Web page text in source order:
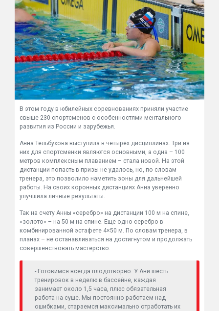
В этом году в юбилейных соревнованиях приняли участие
свыше 230 спортсменов с особенностями ментального
развития из России и зарубежья.
Анна Тельбухова выступила в четырёх дисциплинах. Три из
них для спортсменки являются основными, а одна – 100
метров комплексным плаванием – стала новой. На этой
дистанции попасть в призы не удалось, но, по словам
тренера, это позволило наметить зоны для дальнейшей
работы. На своих коронных дистанциях Анна уверенно
улучшила личные результаты.
Так на счету Анны «серебро» на дистанции 100 м на спине,
«золото» – на 50 м на спине. Еще одно серебро в
комбинированной эстафете 4×50 м. По словам тренера, в
планах – не останавливаться на достигнутом и продолжать
совершенствовать мастерство.
- Готовимся всегда плодотворно. У Ани шесть
тренировок в неделю в бассейне, каждая
занимает около 1,5 часа, плюс обязательная
работа на суше. Мы постоянно работаем над
ошибками, стараемся максимально отработать их